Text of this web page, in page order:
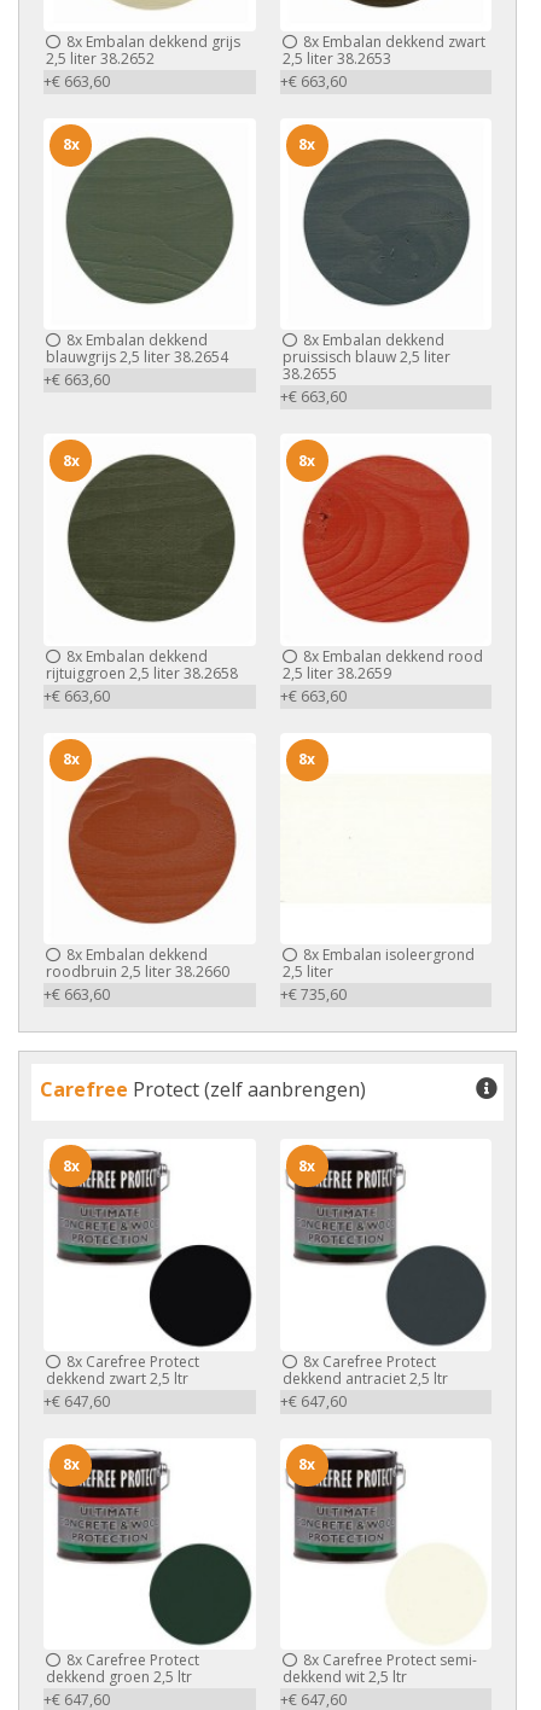
8x Embalan dekkend grijs
2,5 liter 38.2652
+€ 663,60
8xEmbalan dekkend zwart
2,5 liter 38.2653
+€ 663,60
8x Embalan dekkend
blauwgrijs 2,5 liter 38.2654
+€ 663,60
8x
8xEmbalan dekkend
pruissisch blauw 2,5 liter
38.2655
+€ 663,60
8x
8x Embalan dekkend
rijtuiggroen 2,5 liter 38.2658
+€ 663,60
8x
8xEmbalan dekkend rood
2,5 liter 38.2659
+€ 663,60
8x
8x Embalan dekkend
roodbruin 2,5 liter 38.2660
+€ 663,60
8x
8xEmbalan isoleergrond
2,5 liter
+€ 735,60
8x
Carefree Protect (zelf aanbrengen)
8x Carefree Protect
dekkend zwart 2,5 ltr
+€ 647,60
8x
8xCarefree Protect
dekkend antraciet 2,5 ltr
+€ 647,60
8x
8x Carefree Protect
dekkend groen 2,5 ltr
+€ 647,60
8x
8xCarefree Protect semi-
dekkend wit 2,5 ltr
+€ 647,60
8x